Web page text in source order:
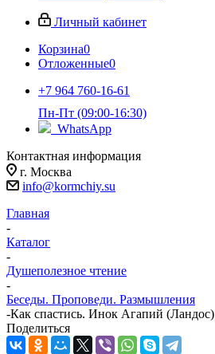
Личный кабинет
Корзина0
Отложенные0
+7 964 760-16-61
Пн-Пт (09:00-16:30)
WhatsApp
Контактная информация
г. Москва
info@kormchiy.su
Главная
-
Каталог
-
Душеполезное чтение
-
Беседы. Проповеди. Размышления
-Как спастись. Инок Агапий (Ландос)
Поделиться